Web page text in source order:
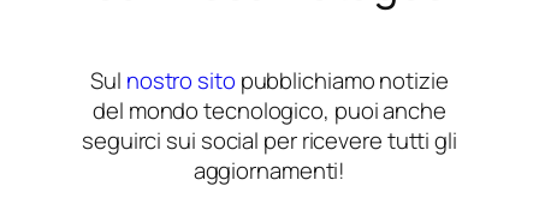
Sul nostro sito pubblichiamo notizie
del mondo tecnologico, puoi anche
seguirci sui social per ricevere tutti gli
aggiornamenti!